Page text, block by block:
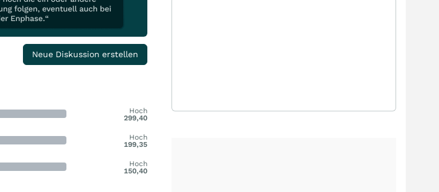
Neue Diskussion erstellen
Hoch
299,40
Hoch
199,35
Hoch
150,40